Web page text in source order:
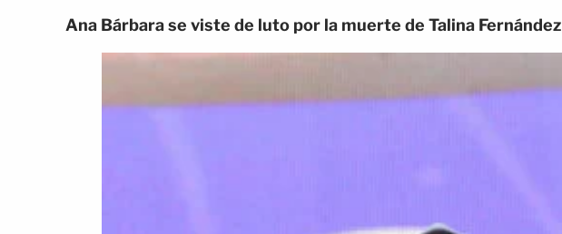
Ana Bárbara se viste de luto por la muerte de Talina Fernández